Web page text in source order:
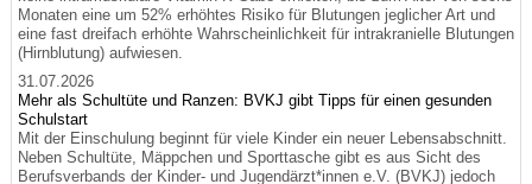
Monaten eine um 52% erhöhtes Risiko für Blutungen jeglicher Art und
eine fast dreifach erhöhte Wahrscheinlichkeit für intrakranielle Blutungen
(Hirnblutung) aufwiesen.
31.07.2026
Mehr als Schultüte und Ranzen: BVKJ gibt Tipps für einen gesunden
Schulstart
Mit der Einschulung beginnt für viele Kinder ein neuer Lebensabschnitt.
Neben Schultüte, Mäppchen und Sporttasche gibt es aus Sicht des
Berufsverbands der Kinder- und Jugendärzt*innen e.V. (BVKJ) jedoch